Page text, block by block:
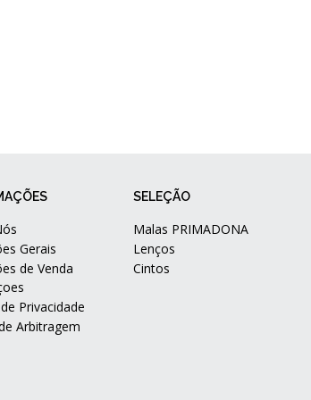
Gerais
de Venda
Privacidade
Arbitragem
SELEÇÃO
Malas PRIMADONA
Lenços
Cintos